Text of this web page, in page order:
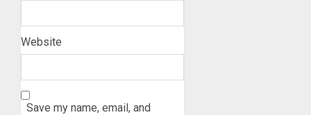
Website
Save my name, email, and